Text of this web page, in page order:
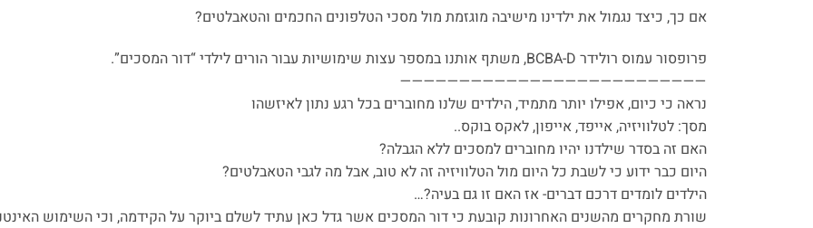
אם כך, כיצד נגמול את ילדינו מישיבה מוגזמת מול מסכי הטלפונים החכמים והטאבלטים?
פרופסור עמוס רולידר BCBA-D, משתף אותנו במספר עצות שימושיות עבור הורים לילדי “דור המסכים”.
——————————————————————————
נראה כי כיום, אפילו יותר מתמיד, הילדים שלנו מחוברים בכל רגע נתון לאיזשהו
מסך: לטלוויזיה, אייפד, אייפון, לאקס בוקס..
האם זה בסדר שילדנו יהיו מחוברים למסכים ללא הגבלה?
היום כבר ידוע כי לשבת כל היום מול הטלוויזיה זה לא טוב, אבל מה לגבי הטאבלטים?
הילדים לומדים דרכם דברים- אז האם זו גם בעיה?…
שורת מחקרים מהשנים האחרונות קובעת כי דור המסכים אשר גדל כאן עתיד לשלם ביוקר על הקידמה, וכי השימוש